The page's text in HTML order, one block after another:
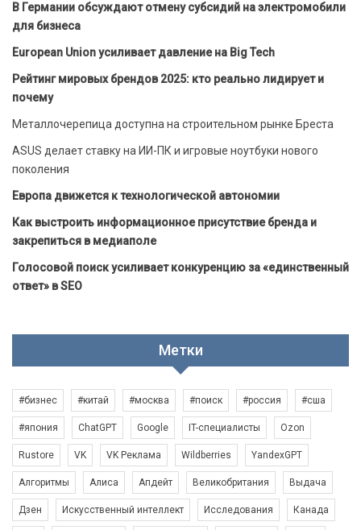
В Германии обсуждают отмену субсидий на электромобили
для бизнеса
European Union усиливает давление на Big Tech
Рейтинг мировых брендов 2025: кто реально лидирует и
почему
Металлочерепица доступна на строительном рынке Бреста
ASUS делает ставку на ИИ-ПК и игровые ноутбуки нового
поколения
Европа движется к технологической автономии
Как выстроить информационное присутствие бренда и
закрепиться в медиаполе
Голосовой поиск усиливает конкуренцию за «единственный
ответ» в SEO
Метки
#бизнес #китай #москва #поиск #россия #сша
#япония ChatGPT Google IT-специалисты Ozon
Rustore VK VK Реклама Wildberries YandexGPT
Алгоритмы Алиса Апдейт Великобритания Выдача
Дзен Искусственный интеллект Исследования Канада